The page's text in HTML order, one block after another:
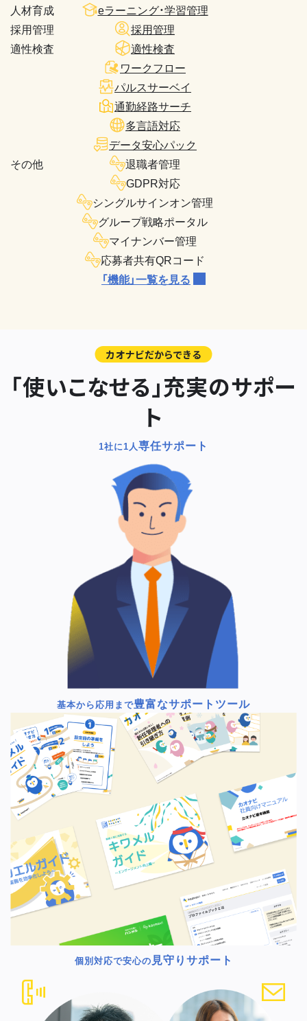
人材育成
eラーニング・学習管理
採用管理
採用管理
適性検査
適性検査
その他
ワークフロー
パルスサーベイ
通勤経路サーチ
多言語対応
データ安心パック
退職者管理
GDPR対応
シングルサインオン管理
グループ戦略ポータル
マイナンバー管理
応募者共有QRコード
「機能」一覧を見る
カオナビだからできる
「使いこなせる」充実のサポー
ト
1社に1人専任サポート
基本から応用まで豊富なサポートツール
個別対応で安心の 見守りサポート